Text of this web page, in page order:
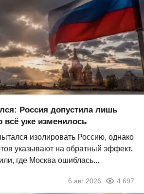
Россия допустила лишь
всё уже изменилось
изолировать Россию, однако
указывают на обратный эффект.
где Москва ошиблась...
6 авг 2026 4 697